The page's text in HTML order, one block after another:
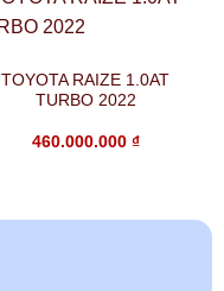
TOYOTA RAIZE 1.0AT
TURBO 2022
460.000.000 ₫